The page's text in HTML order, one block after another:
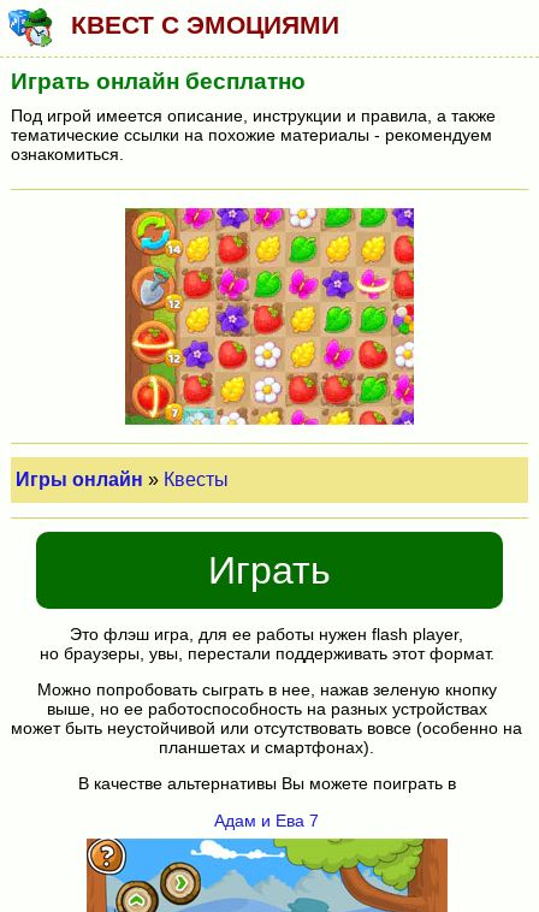
КВЕСТ С ЭМОЦИЯМИ
Играть онлайн бесплатно
Под игрой имеется описание, инструкции и правила, а также
тематические ссылки на похожие материалы - рекомендуем
ознакомиться.
Игры онлайн » Квесты
Играть
Это флэш игра, для ее работы нужен flash player,
но браузеры, увы, перестали поддерживать этот формат.
Можно попробовать сыграть в нее, нажав зеленую кнопку
выше, но ее работоспособность на разных устройствах
может быть неустойчивой или отсутствовать вовсе (особенно на
планшетах и смартфонах).
В качестве альтернативы Вы можете поиграть в
Адам и Ева 7